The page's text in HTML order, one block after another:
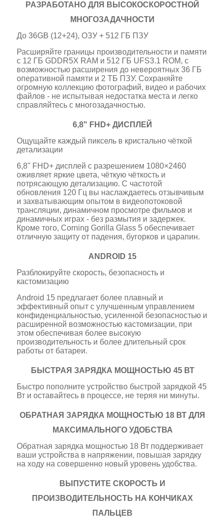
РАЗРАБОТАНО ДЛЯ ВЫСОКОСКОРОСТНОЙ
МНОГОЗАДАЧНОСТИ
До 36GB (12+24), ОЗУ + 512 ГБ ПЗУ
Расширяйте границы производительности и памяти
с 12 ГБ GDDR5X RAM и 512 ГБ UFS3.1 ROM, с
возможностью расширения до невероятных 36 ГБ
оперативной памяти и 2 ТБ ПЗУ. Сохраняйте
огромную коллекцию фотографий, видео и рабочих
файлов - не испытывая недостатка места и легко
справляйтесь с многозадачностью.
6,8" FHD+ ДИСПЛЕЙ
Ощущайте каждый пиксель в кристально чёткой
детализации
6,8" FHD+ дисплей с разрешением 1080×2460
оживляет яркие цвета, чёткую чёткость и
потрясающую детализацию. С частотой
обновления 120 Гц вы наслаждаетесь отзывчивым
и захватывающим опытом в видеопотоковой
трансляции, динамичном просмотре фильмов и
динамичных играх - без размытия и задержек.
Кроме того, Corning Gorilla Glass 5 обеспечивает
отличную защиту от падения, бугорков и царапин.
ANDROID 15
Разблокируйте скорость, безопасность и
кастомизацию
Android 15 предлагает более плавный и
эффективный опыт с улучшенным управлением
конфиденциальностью, усиленной безопасностью и
расширенной возможностью кастомизации, при
этом обеспечивая более высокую
производительность и более длительный срок
работы от батареи.
БЫСТРАЯ ЗАРЯДКА МОЩНОСТЬЮ 45 ВТ
Быстро пополните устройство быстрой зарядкой 45
Вт и оставайтесь в процессе, не теряя ни минуты.
ОБРАТНАЯ ЗАРЯДКА МОЩНОСТЬЮ 18 ВТ ДЛЯ
МАКСИМАЛЬНОГО УДОБСТВА
Обратная зарядка мощностью 18 Вт поддерживает
ваши устройства в напряжении, повышая зарядку
на ходу на совершенно новый уровень удобства.
ВЫПУСТИТЕ СКОРОСТЬ И
ПРОИЗВОДИТЕЛЬНОСТЬ НА КОНЧИКАХ
ПАЛЬЦЕВ